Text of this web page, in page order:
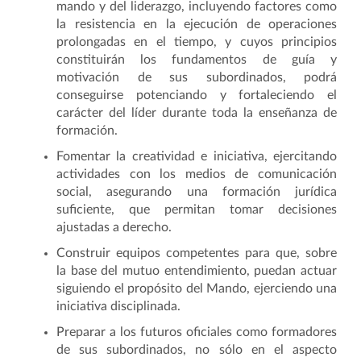
mando y del liderazgo, incluyendo factores como
la resistencia en la ejecución de operaciones
prolongadas en el tiempo, y cuyos principios
constituirán los fundamentos de guía y
motivación de sus subordinados, podrá
conseguirse potenciando y fortaleciendo el
carácter del líder durante toda la enseñanza de
formación.
Fomentar la creatividad e iniciativa, ejercitando
actividades con los medios de comunicación
social, asegurando una formación jurídica
suficiente, que permitan tomar decisiones
ajustadas a derecho.
Construir equipos competentes para que, sobre
la base del mutuo entendimiento, puedan actuar
siguiendo el propósito del Mando, ejerciendo una
iniciativa disciplinada.
Preparar a los futuros oficiales como formadores
de sus subordinados, no sólo en el aspecto